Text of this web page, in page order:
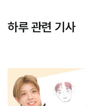
하루 관련 기사